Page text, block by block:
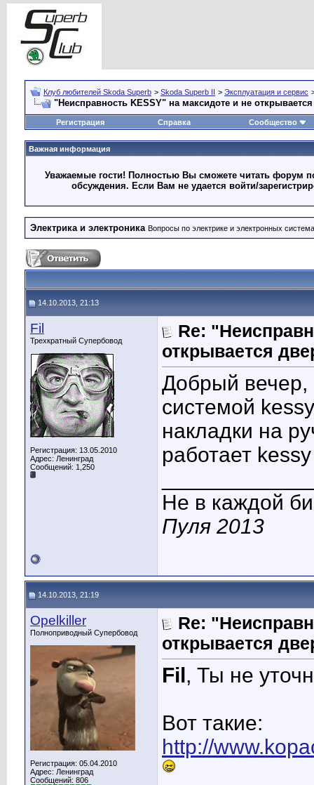
Клуб любителей Skoda Superb > Skoda Superb II > Эксплуатация и сервис
"Неисправность KESSY" на максидоте и не
Регистрация Справка Сообщество
Важная информация
Уважаемые гости! Полностью Вы сможете читать форум
обсуждения. Если Вам не удается войти/
Электрика и электроника Вопросы по электрике и электронных
14.10.2013, 21:13
Fil
Трехкратный Супербовод
Регистрация: 13.05.2010
Адрес: Ленинград
Сообщений: 1,250
Re:
открывается
Добрый вечер,
системой
накладки на
работает
Не в каждой
Пуля 2013
14.10.2013, 21:19
Opelkiller
Полноприводный Супербовод
Регистрация: 05.04.2010
Адрес: Ленинград
Сообщений: 806
Re:
открывается
Fil , Ты не
Вот такие:
http://